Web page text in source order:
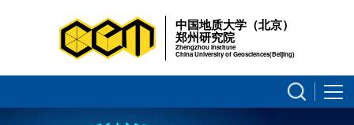
中国地质大学（北京）
郑州研究院
Zhengzhou Institute
China University of Geosciences(Beijing)